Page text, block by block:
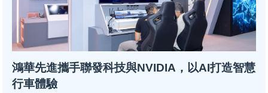
鴻華先進攜手聯發科技與NVIDIA，以AI打造智慧
行車體驗